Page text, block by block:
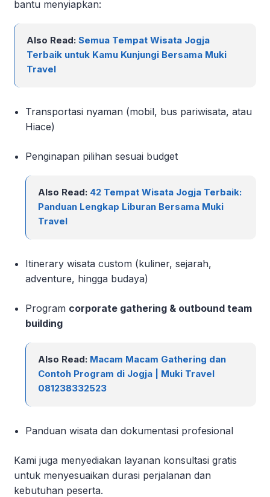
bantu menyiapkan:
Also Read: Semua Tempat Wisata Jogja
Terbaik untuk Kamu Kunjungi Bersama Muki
Travel
Transportasi nyaman (mobil, bus pariwisata, atau
Hiace)
Penginapan pilihan sesuai budget
Also Read: 42 Tempat Wisata Jogja Terbaik:
Panduan Lengkap Liburan Bersama Muki
Travel
Itinerary wisata custom (kuliner, sejarah,
adventure, hingga budaya)
Program corporate gathering & outbound team
building
Also Read: Macam Macam Gathering dan
Contoh Program di Jogja | Muki Travel
081238332523
Panduan wisata dan dokumentasi profesional
Kami juga menyediakan layanan konsultasi gratis
untuk menyesuaikan durasi perjalanan dan
kebutuhan peserta.